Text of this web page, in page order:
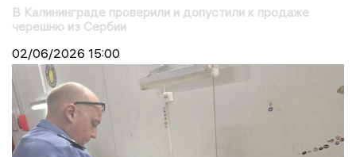
В Калининграде проверили и допустили к продаже
черешню из Сербии
02/06/2026 15:00